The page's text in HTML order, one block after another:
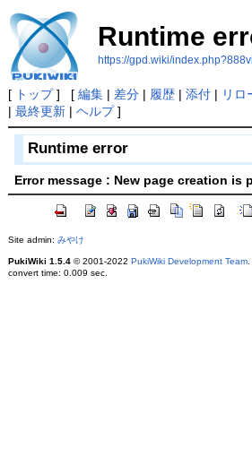
Runtime
https://gpd.wiki/
[ トップ] [ 編集| 差分| 履歴| 添付| リロ
| 最終更新| ヘルプ]
Runtime error
Error message : New page creation is
Site admin: みやけ
PukiWiki 1.5.4© 2001-2022 PukiWiki Development Team.
convert time: 0.009 sec.